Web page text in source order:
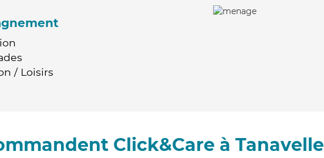
/ Loisirs
Click&Care à Tanavelle